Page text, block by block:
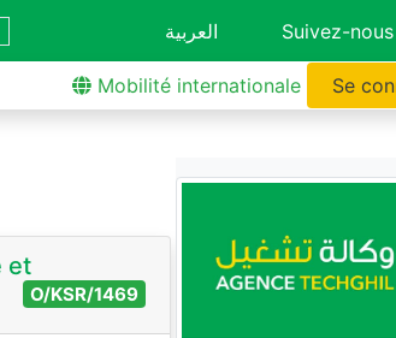
العربية Suivez-nous
Mobilité internationale Se
et
O/KSR/1469